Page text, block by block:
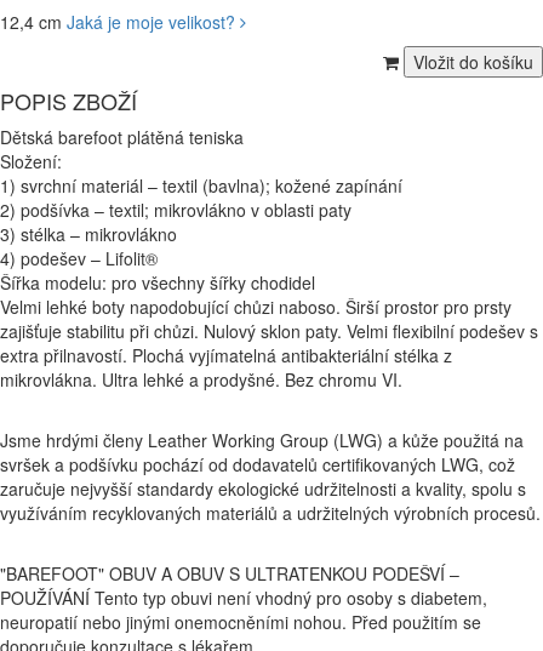
12,4 cm Jaká je moje velikost?
POPIS ZBOŽÍ
Dětská barefoot plátěná teniska
Složení:
1) svrchní materiál – textil (bavlna); kožené zapínání
2) podšívka – textil; mikrovlákno v oblasti paty
3) stélka – mikrovlákno
4) podešev – Lifolit®
Šířka modelu: pro všechny šířky chodidel
Velmi lehké boty napodobující chůzi naboso. Širší prostor pro prsty
zajišťuje stabilitu při chůzi. Nulový sklon paty. Velmi flexibilní podešev s
extra přilnavostí. Plochá vyjímatelná antibakteriální stélka z
mikrovlákna. Ultra lehké a prodyšné. Bez chromu VI.
Jsme hrdými členy Leather Working Group (LWG) a kůže použitá na
svršek a podšívku pochází od dodavatelů certifikovaných LWG, což
zaručuje nejvyšší standardy ekologické udržitelnosti a kvality, spolu s
využíváním recyklovaných materiálů a udržitelných výrobních procesů.
"BAREFOOT" OBUV A OBUV S ULTRATENKOU PODEŠVÍ –
POUŽÍVÁNÍ Tento typ obuvi není vhodný pro osoby s diabetem,
neuropatií nebo jinými onemocněními nohou. Před použitím se